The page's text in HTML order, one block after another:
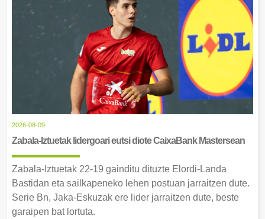
2026-08-09
Zabala-Iztuetak lidergoari eutsi diote CaixaBank Mastersean
Zabala-Iztuetak 22-19 gainditu dituzte Elordi-Landa
Bastidan eta sailkapeneko lehen postuan jarraitzen dute.
Serie Bn, Jaka-Eskuzak ere lider jarraitzen dute, beste
garaipen bat lortuta.